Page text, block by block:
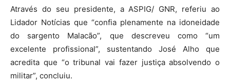
Através do seu presidente, a ASPIG/ GNR, referiu ao
Lidador Notícias que “confia plenamente na idoneidade
do sargento Malacão”, que descreveu como “um
excelente profissional”, sustentando José Alho que
acredita que “o tribunal vai fazer justiça absolvendo o
militar”, concluiu.